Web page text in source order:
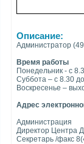
Описание:
Администратор
Время работы
Понедельник - с
Суббота – с 8.30
Воскресенье –
Адрес
Администрация
Директор Центра
Секретарь /факс